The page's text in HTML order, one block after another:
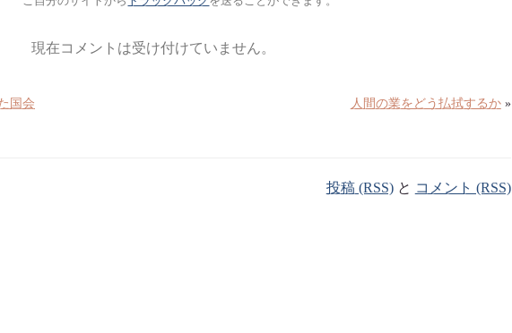
現在コメントは受け付けていません。
国会 人間の業をどう払拭するか»
投稿 (RSS)と コメント (RSS)